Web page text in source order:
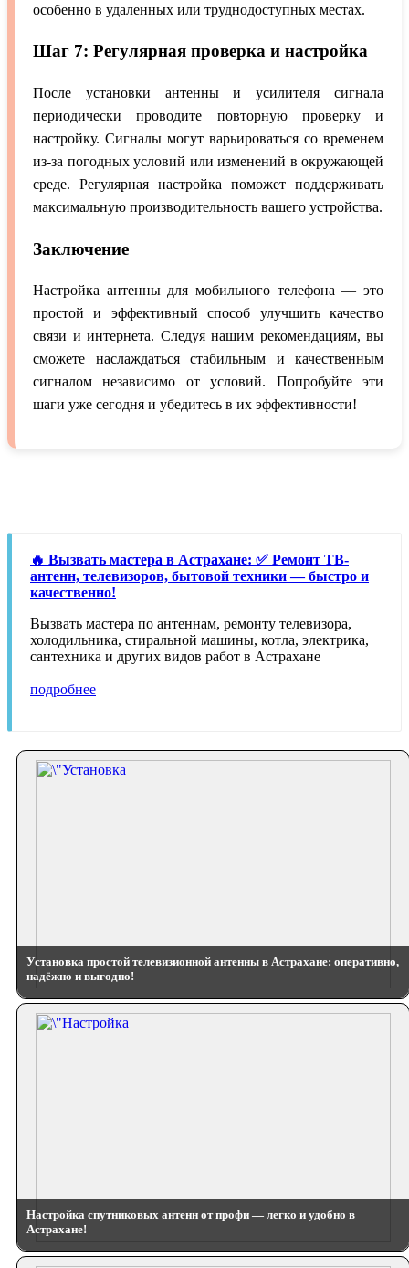
особенно в удаленных или труднодоступных местах.
Шаг 7: Регулярная проверка и настройка
После установки антенны и усилителя сигнала
периодически проводите повторную проверку и
настройку. Сигналы могут варьироваться со временем
из-за погодных условий или изменений в окружающей
среде. Регулярная настройка поможет поддерживать
максимальную производительность вашего устройства.
Заключение
Настройка антенны для мобильного телефона — это
простой и эффективный способ улучшить качество
связи и интернета. Следуя нашим рекомендациям, вы
сможете наслаждаться стабильным и качественным
сигналом независимо от условий. Попробуйте эти
шаги уже сегодня и убедитесь в их эффективности!
🔥 Вызвать мастера в Астрахане: ✅ Ремонт ТВ-
антенн, телевизоров, бытовой техники — быстро и
качественно!
Вызвать мастера по антеннам, ремонту телевизора,
холодильника, стиральной машины, котла, электрика,
сантехника и других видов работ в Астрахане
подробнее
Установка простой телевизионной антенны в Астрахане: оперативно,
надёжно и выгодно!
Настройка спутниковых антенн от профи — легко и удобно в
Астрахане!